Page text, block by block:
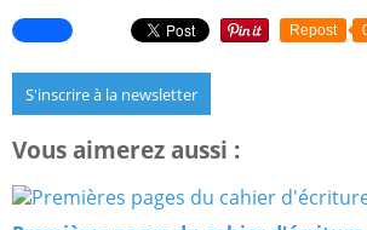
Repost
S'inscrire à la newsletter
Vous aimerez aussi :